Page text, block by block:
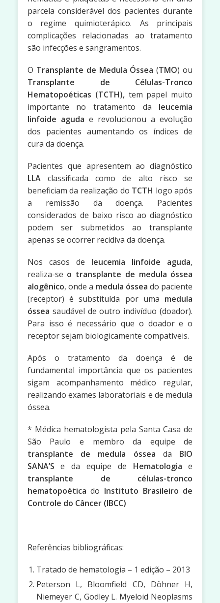
parcela considerável dos pacientes durante
o regime quimioterápico. As principais
complicações relacionadas ao tratamento
são infecções e sangramentos.
O Transplante de Medula Óssea (TMO) ou
Transplante de Células-Tronco
Hematopoéticas (TCTH),tem papel muito
importante no tratamento da leucemia
linfoide aguda e revolucionou a evolução
dos pacientes aumentando os índices de
cura da doença.
Pacientes que apresentem ao diagnóstico
LLAclassificada como de alto risco se
beneficiam da realização do TCTH logo após
a remissão da doença. Pacientes
considerados de baixo risco ao diagnóstico
podem ser submetidos ao transplante
apenas se ocorrer recidiva da doença.
Nos casos de leucemia linfoide aguda,
realiza-se o transplante de medula óssea
alogênico, onde a medula ósseado paciente
(receptor) é substituída por uma medula
óssea saudável de outro indivíduo (doador).
Para isso é necessário que o doador e o
receptor sejam biologicamente compatíveis.
Após o tratamento da doença é de
fundamental importância que os pacientes
sigam acompanhamento médico regular,
realizando exames laboratoriais e de medula
óssea.
* Médica hematologista pela Santa Casa de
São Paulo e membro da equipe de
transplante de medula óssea da BIO
SANA’S e da equipe de Hematologia e
transplante de células-tronco
hematopoética do Instituto Brasileiro de
Controle do Câncer (IBCC)
Referências bibliográficas:
Tratado de hematologia – 1 edição – 2013
Peterson L, Bloomfield CD, Döhner H,
Niemeyer C, Godley L. Myeloid Neoplasms